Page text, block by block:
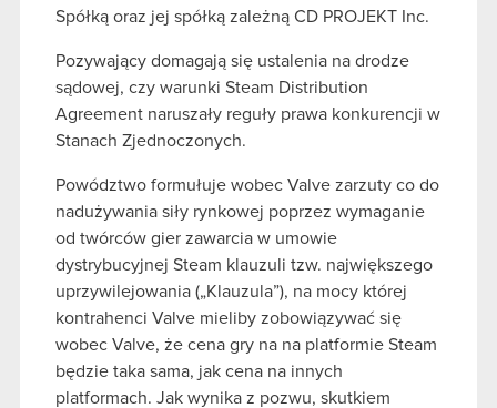
Spółką oraz jej spółką zależną CD PROJEKT Inc.
Pozywający domagają się ustalenia na drodze
sądowej, czy warunki Steam Distribution
Agreement naruszały reguły prawa konkurencji w
Stanach Zjednoczonych.
Powództwo formułuje wobec Valve zarzuty co do
nadużywania siły rynkowej poprzez wymaganie
od twórców gier zawarcia w umowie
dystrybucyjnej Steam klauzuli tzw. największego
uprzywilejowania („Klauzula”), na mocy której
kontrahenci Valve mieliby zobowiązywać się
wobec Valve, że cena gry na na platformie Steam
będzie taka sama, jak cena na innych
platformach. Jak wynika z pozwu, skutkiem